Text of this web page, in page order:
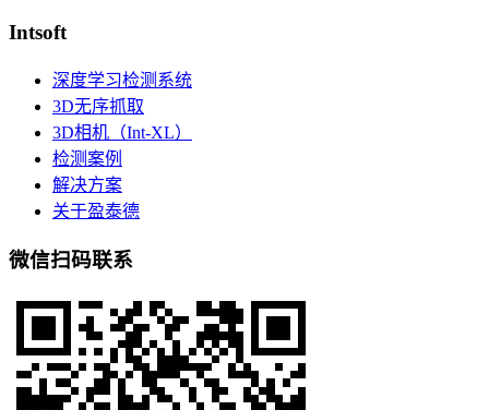
Intsoft
深度学习检测系统
3D无序抓取
3D相机（Int-XL）
检测案例
解决方案
关于盈泰德
微信扫码联系